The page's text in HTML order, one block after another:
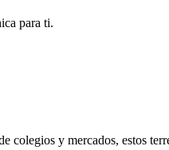
para ti.
y mercados, estos